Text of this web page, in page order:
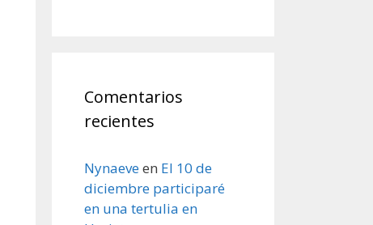
Comentarios
recientes
Nynaeveen El 10 de
diciembre participaré
en una tertulia en